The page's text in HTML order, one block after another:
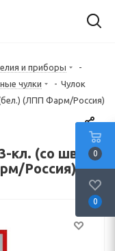
и приборы
-
чулки - Чулок
(ЛПП Фарм/Россия)
кл. (со швом)
Россия)
0
0